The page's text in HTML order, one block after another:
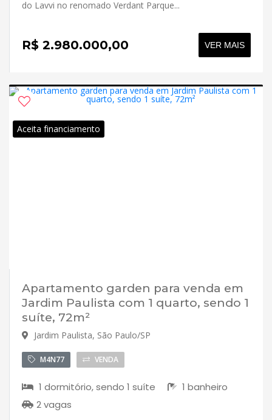
do Lavvi no renomado Verdant Parque...
R$ 2.980.000,00 VER MAIS
Aceita financiamento
Apartamento garden para venda em
Jardim Paulista com 1 quarto, sendo 1
suíte, 72m²
Jardim Paulista, São Paulo/SP
M4N77 VENDA
1 dormitório, sendo 1 suíte
1 banheiro
2 vagas